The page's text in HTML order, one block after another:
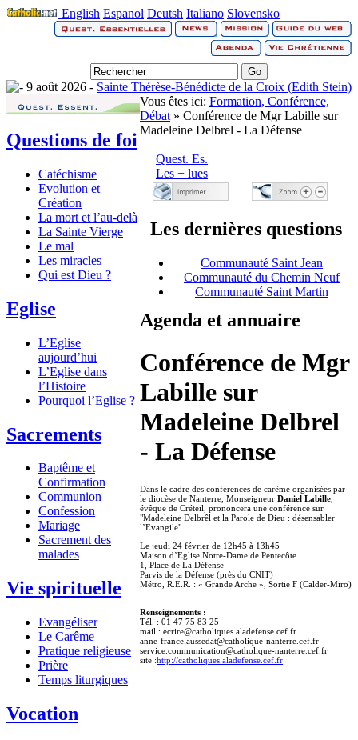
English Espanol Deutsh Italiano Slovensko
9 août 2026 - Sainte Thérèse-Bénédicte de la Croix (Edith Stein)
Questions de foi
Catéchisme
Evolution et
Création
La mort et l’au-delà
La Sainte Vierge
Le mal
Les miracles
Qui est Dieu ?
Eglise
L’Eglise
aujourd’hui
L’Eglise dans
l’Histoire
Pourquoi l’Eglise ?
Sacrements
Baptême et
Confirmation
Communion
Confession
Mariage
Sacrement des
malades
Vie spirituelle
Evangéliser
Le Carême
Pratique religieuse
Prière
Temps liturgiques
Vocation
Vous êtes ici: Formation, Conférence,
Débat » Conférence de Mgr Labille sur
Madeleine Delbrel - La Défense
Quest. Es.
Les + lues
Les dernières questions
Communauté Saint Jean
Communauté du Chemin Neuf
Communauté Saint Martin
Agenda et annuaire
Conférence de Mgr
Labille sur
Madeleine Delbrel
- La Défense
Dans le cadre des conférences de carême organisées par
le diocèse de Nanterre, Monseigneur Daniel Labille
évêque de Créteil, prononcera une conférence sur
"Madeleine Delbrêl et la Parole de Dieu : désensabler
l’Evangile".
Le jeudi 24 février de 12h45 à 13h45
Maison d’Eglise Notre-Dame de Pentecôte
1, Place de La Défense
Parvis de la Défense (près du CNIT)
Métro, R.E.R. : « Grande Arche », Sortie F (Calder-Miro)
Renseignements :
Tél. : 01 47 75 83 25
mail : ecrire@catholiques.aladefense.cef.fr
anne-france.aussedat@catholique-nanterre.cef.fr
service.communication@catholique-nanterre.cef.fr
site :http://catholiques.aladefense.cef.fr